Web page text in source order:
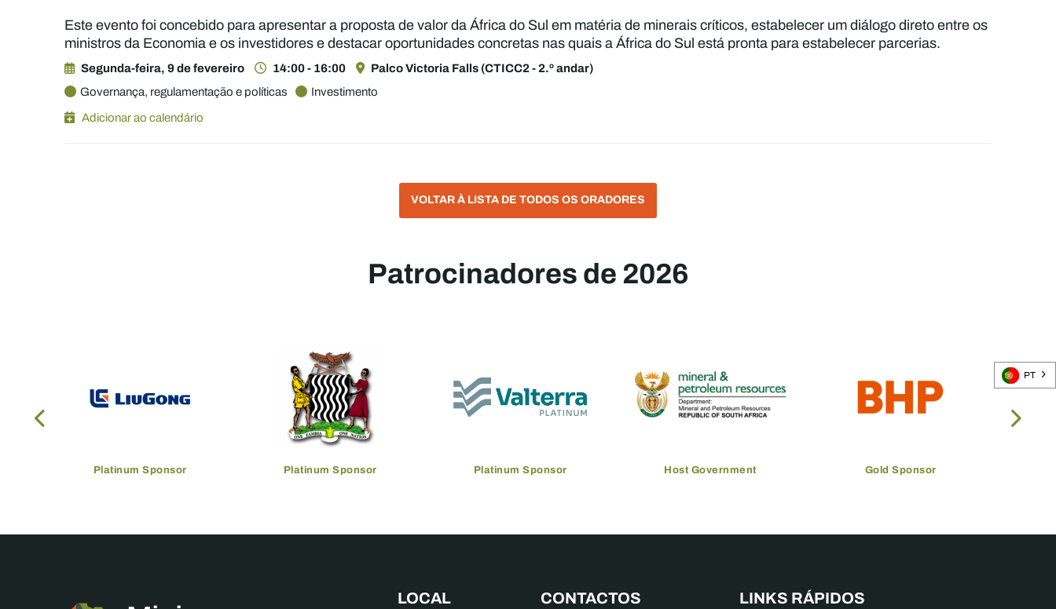
Este evento foi concebido para apresentar a proposta de valor da África do Sul em matéria de minerais críticos, estabelecer um diálogo direto entre os
ministros da Economia e os investidores e destacar oportunidades concretas nas quais a África do Sul está pronta para estabelecer parcerias.
Segunda-feira, 9 de fevereiro 14:00 - 16:00
Palco Victoria Falls (CTICC2 - 2.º andar)
Governança, regulamentação e políticas
Investimento
Adicionar ao calendário
VOLTAR À LISTA DE TODOS OS ORADORES
Patrocinadores de 2026
Platinum Sponsor Platinum Sponsor Platinum Sponsor Host Government Gold Sponsor
LOCAL CONTACTOS LINKS RÁPIDOS
PT